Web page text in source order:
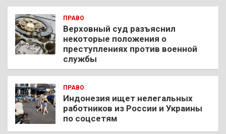
ПРАВО
Верховный суд разъяснил
некоторые положения о
преступлениях против военной
службы
ПРАВО
Индонезия ищет нелегальных
работников из России и Украины
по соцсетям